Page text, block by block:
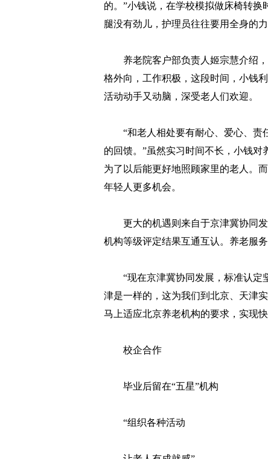
的。”小钱说，在学校模拟做床椅转
腿没有劲儿，护理员往往要用全身的
养老院客户部负责人姬宗慧介绍，
格外向，工作积极，这段时间，小钱
活动动手又动脑，深受老人们欢迎。
“和老人相处要有耐心、爱心、责
的回馈。”虽然实习时间不长，小钱
为了以后能更好地照顾家里的老人。
年轻人更多机会。
更大的机遇则来自于京津冀协同发
机构等级评定结果互通互认。养老服
“现在京津冀协同发展，标准认定
津是一样的，这为我们到北京、天津
马上适应北京养老机构的要求，实现
校企合作
毕业后留在“五星”机构
“组织各种活动